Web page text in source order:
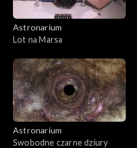
Astronarium
Lot na Marsa
Astronarium
Swobodne czarne dziury